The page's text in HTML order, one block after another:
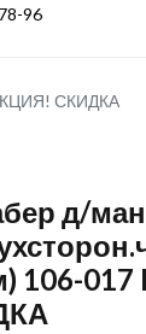
96
СКИДКА
д/
106-017